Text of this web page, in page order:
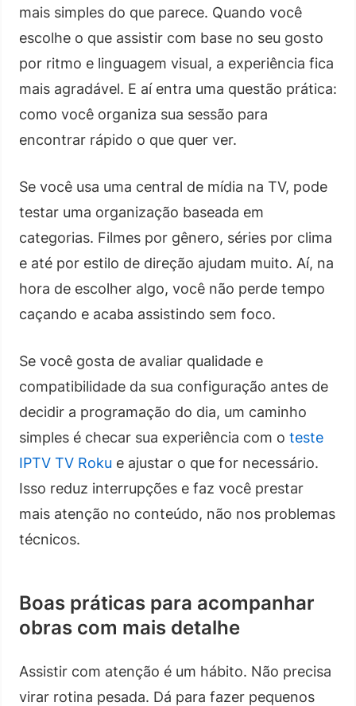
mais simples do que parece. Quando você
escolhe o que assistir com base no seu gosto
por ritmo e linguagem visual, a experiência fica
mais agradável. E aí entra uma questão prática:
como você organiza sua sessão para
encontrar rápido o que quer ver.
Se você usa uma central de mídia na TV, pode
testar uma organização baseada em
categorias. Filmes por gênero, séries por clima
e até por estilo de direção ajudam muito. Aí, na
hora de escolher algo, você não perde tempo
caçando e acaba assistindo sem foco.
Se você gosta de avaliar qualidade e
compatibilidade da sua configuração antes de
decidir a programação do dia, um caminho
simples é checar sua experiência com o teste
IPTV TV Roku e ajustar o que for necessário.
Isso reduz interrupções e faz você prestar
mais atenção no conteúdo, não nos problemas
técnicos.
Boas práticas para acompanhar
obras com mais detalhe
Assistir com atenção é um hábito. Não precisa
virar rotina pesada. Dá para fazer pequenos